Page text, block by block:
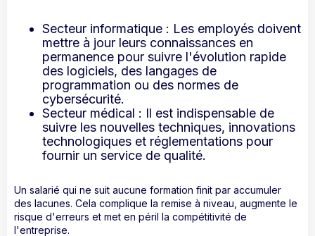
Secteur informatique : Les employés doivent
mettre à jour leurs connaissances en
permanence pour suivre l'évolution rapide
des logiciels, des langages de
programmation ou des normes de
cybersécurité.
Secteur médical : Il est indispensable de
suivre les nouvelles techniques, innovations
technologiques et réglementations pour
fournir un service de qualité.
Un salarié qui ne suit aucune formation finit par accumuler
des lacunes. Cela complique la remise à niveau, augmente le
risque d'erreurs et met en péril la compétitivité de
l'entreprise.